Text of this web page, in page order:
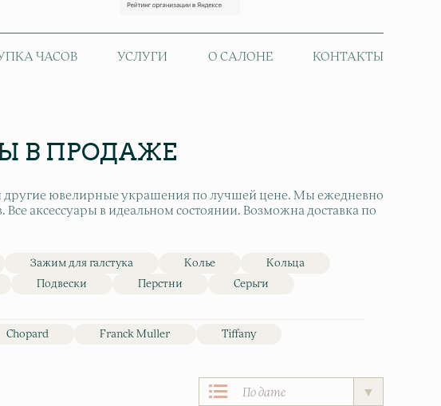
ЧАСОВ УСЛУГИ О САЛОНЕ КОНТАКТЫ
В ПРОДАЖЕ
другие ювелирные украшения по лучшей цене. Мы ежедневно
аксессуары в идеальном состоянии. Возможна доставка по
Зажим для галстука Колье
Кольца
Подвески Перстни
Серьги
Chopard Franck Muller
Tiffany